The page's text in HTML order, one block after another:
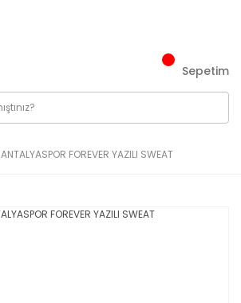
Sepetim
ANTALYASPOR FOREVER YAZILI SWEAT